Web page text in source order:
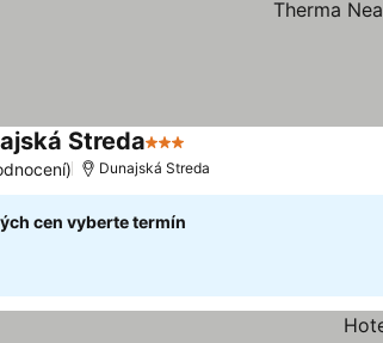
Streda3 Počet hvězdiček
Dunajská Streda
cen vyberte termín